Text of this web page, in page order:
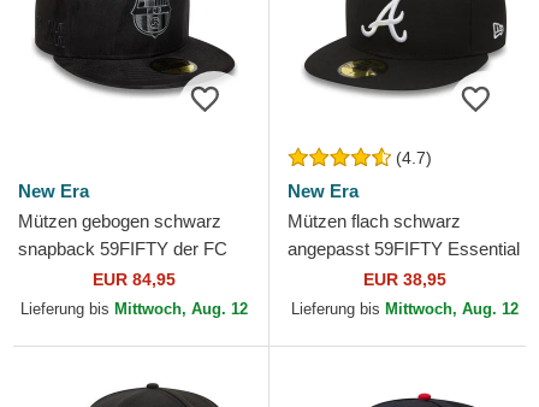
New Era
Mützen gebogen schwarz
snapback 59FIFTY der FC
Barcelona LALIGA von New
Era
EUR 84,95
Lieferung bis Mittwoch, Aug. 12
(4.7)
New Era
Mützen flach schwarz
angepasst 59FIFTY Essential
der Atlanta Braves MLB von
New Era
EUR 38,95
Lieferung bis Mittwoch, Aug. 12